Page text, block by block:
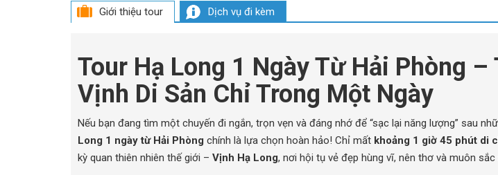
Giới thiệu tour Dịch vụ đi kèm
Tour Hạ Long 1 Ngày Từ Hải Phòng –
Vịnh Di Sản Chỉ Trong Một Ngày
Nếu bạn đang tìm một chuyến đi ngắn, trọn vẹn và đáng nhớ để “sạc lại năng lượng” sau
Long 1 ngày từ Hải Phòng chính là lựa chọn hoàn hảo! Chỉ mất khoảng 1 giờ 45 phút di
kỳ quan thiên nhiên thế giới – Vịnh Hạ Long, nơi hội tụ vẻ đẹp hùng vĩ, nên thơ và muôn